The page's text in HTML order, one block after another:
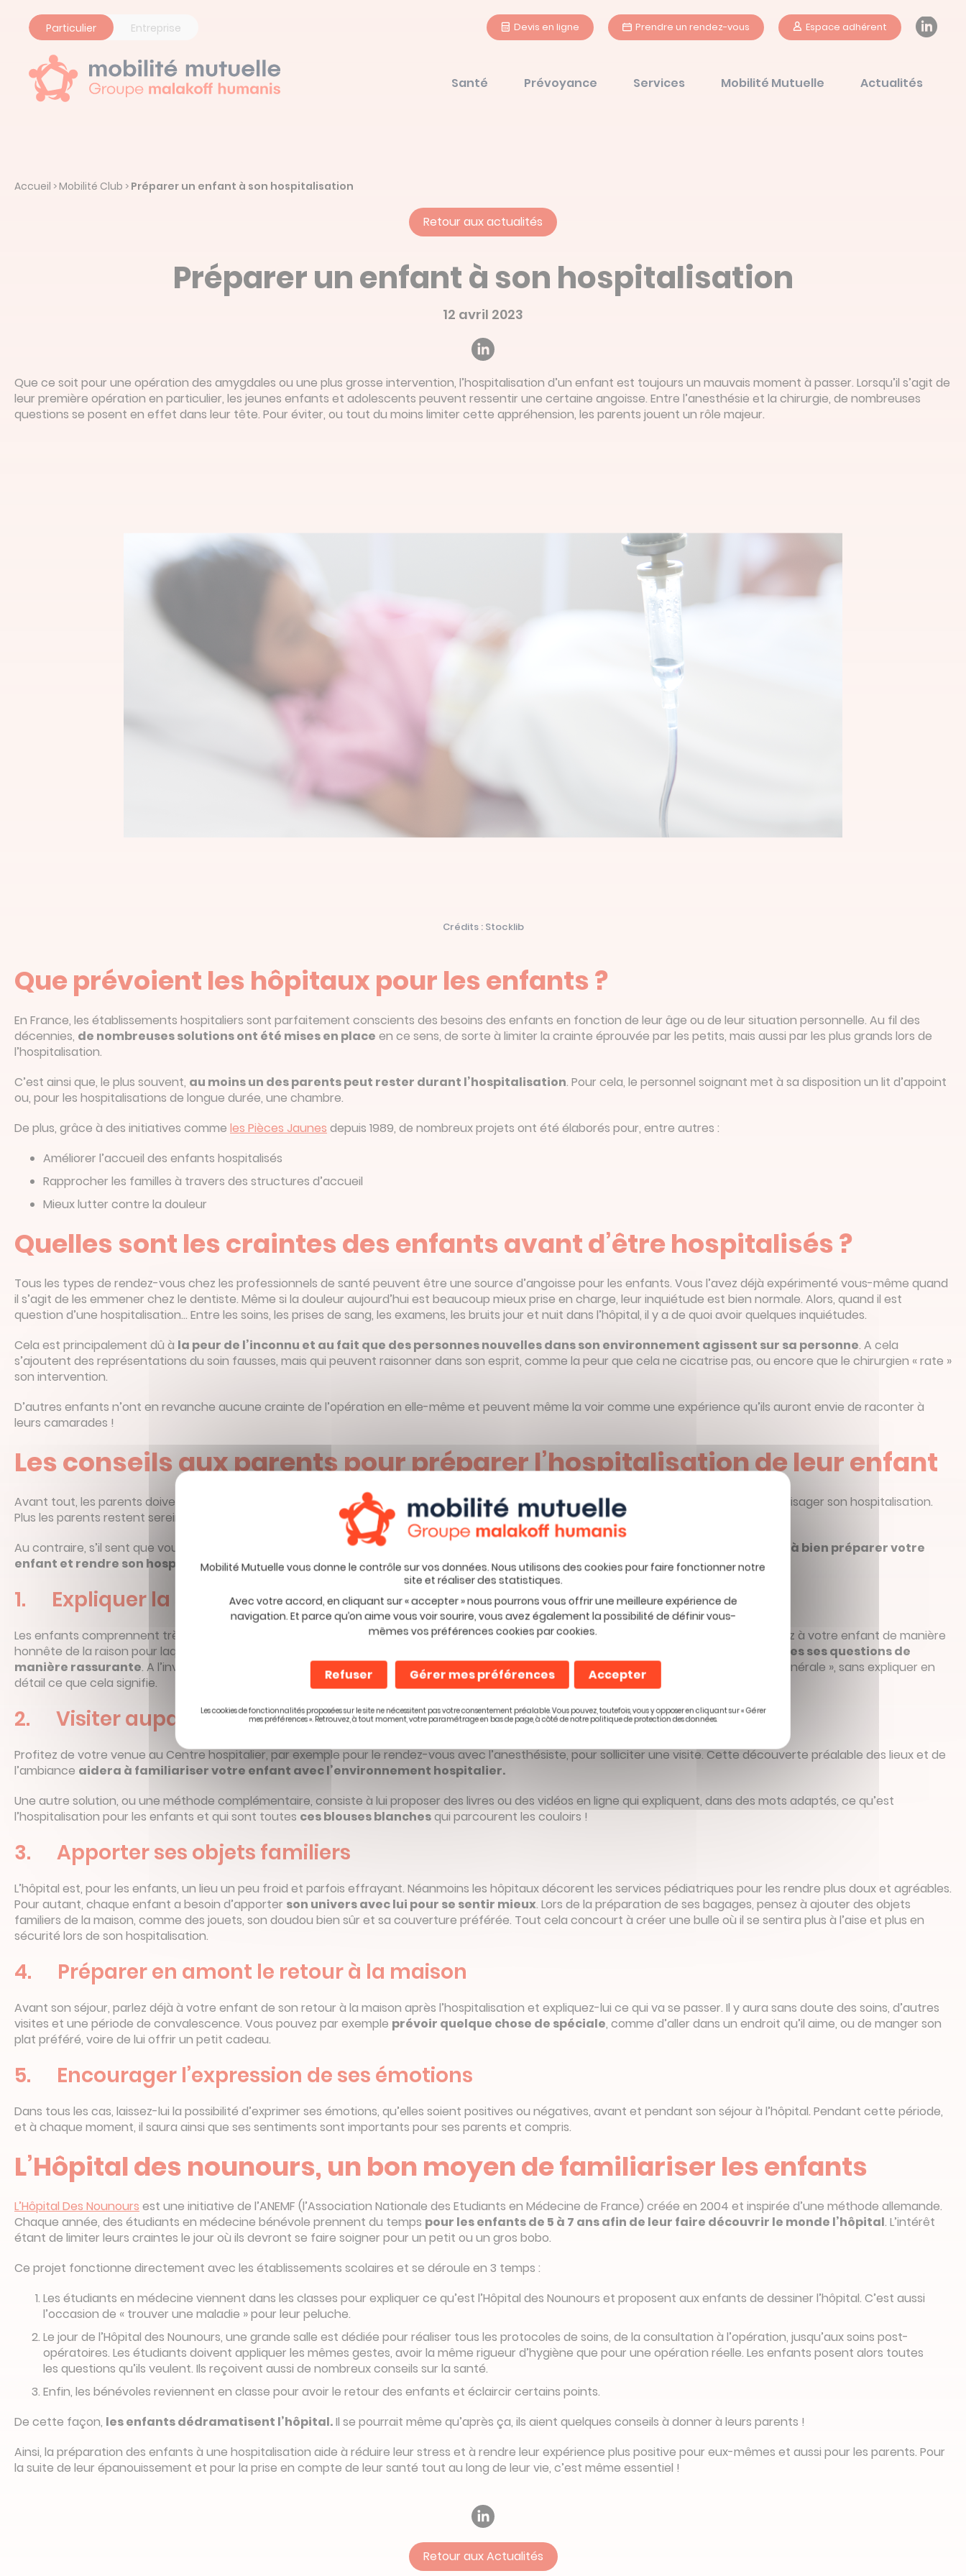
Particulier Entreprise Devis en ligne Prendre un rendez-vous Espace adhérent
Santé Prévoyance Services Mobilité Mutuelle Actualités
Accueil >Mobilité Club > Préparer un enfant à son hospitalisation
Retour aux actualités
Préparer un enfant à son hospitalisation
12 avril 2023
Que ce soit pour une opération des amygdales ou une plus grosse intervention, l’hospitalisation d’un enfant est toujours un mauvais moment à passer. Lorsqu’il s’agit de
leur première opération en particulier, les jeunes enfants et adolescents peuvent ressentir une certaine angoisse. Entre l’anesthésie et la chirurgie, de nombreuses
questions se posent en effet dans leur tête. Pour éviter, ou tout du moins limiter cette appréhension, les parents jouent un rôle majeur.
Crédits : Stocklib
Que prévoient les hôpitaux pour les enfants ?
En France, les établissements hospitaliers sont parfaitement conscients des besoins des enfants en fonction de leur âge ou de leur situation personnelle. Au fil des
décennies, de nombreuses solutions ont été mises en place en ce sens, de sorte à limiter la crainte éprouvée par les petits, mais aussi par les plus grands lors de
l’hospitalisation.
C’est ainsi que, le plus souvent, au moins un des parents peut rester durant l’hospitalisation. Pour cela, le personnel soignant met à sa disposition un lit d’appoint
ou, pour les hospitalisations de longue durée, une chambre.
De plus, grâce à des initiatives comme les Pièces Jaunes depuis 1989, de nombreux projets ont été élaborés pour, entre autres :
Améliorer l’accueil des enfants hospitalisés
Rapprocher les familles à travers des structures d’accueil
Mieux lutter contre la douleur
Quelles sont les craintes des enfants avant d’être hospitalisés ?
Tous les types de rendez-vous chez les professionnels de santé peuvent être une source d’angoisse pour les enfants. Vous l’avez déjà expérimenté vous-même quand
il s’agit de les emmener chez le dentiste. Même si la douleur aujourd’hui est beaucoup mieux prise en charge, leur inquiétude est bien normale. Alors, quand il est
question d’une hospitalisation… Entre les soins, les prises de sang, les examens, les bruits jour et nuit dans l’hôpital, il y a de quoi avoir quelques inquiétudes.
Cela est principalement dû à la peur de l’inconnu et au fait que des personnes nouvelles dans son environnement agissent sur sa personne. A cela
s’ajoutent des représentations du soin fausses, mais qui peuvent raisonner dans son esprit, comme la peur que cela ne cicatrise pas, ou encore que le chirurgien « rate »
son intervention.
D’autres enfants n’ont en revanche aucune crainte de l’opération en elle-même et peuvent même la voir comme une expérience qu’ils auront envie de raconter à
leurs camarades !
Les conseils aux parents pour préparer l’hospitalisation de leur enfant
Avant tout, les parents doivent garder leur rôle de référent santé
. En ce sens que votre enfant s’appuie sur ce que vous dites pour envisager son hospitalisation.
Plus les parents restent sereins, plus l’enfant le sera également.
Au contraire, s’il sent que vous êtes inquiet, il développera une crainte lui aussi sur son séjour à l’hôpital.
Alors comment agir de manière à bien préparer votre
enfant et rendre son hospitalisation aussi sereine que possible ?
1. Expliquer la situation de manière appropriée
Les enfants comprennent très bien à condition de leur parler avec des mots adaptés et de répondre à tous les « pourquoi ». Pour cela, parlez à votre enfant de manière
honnête de la raison pour laquelle il doit être hospitalisé. Expliquez-lui ce qui va se passer pendant son séjour à l’hôpital et
répondez à toutes ses questions de
manière rassurante. A l’inverse, faites attention à ne pas utiliser de termes qui pourraient l’effrayer, comme « piqûre » ou « anesthésie générale », sans expliquer en
détail ce que cela signifie.
2. Visiter auparavant l’hôpital
Profitez de votre venue au Centre hospitalier, par exemple pour le rendez-vous avec l’anesthésiste, pour solliciter une visite. Cette découverte préalable des lieux et de
l’ambiance aidera à familiariser votre enfant avec l’environnement hospitalier.
Une autre solution, ou une méthode complémentaire, consiste à lui proposer des livres ou des vidéos en ligne qui expliquent, dans des mots adaptés, ce qu’est
l’hospitalisation pour les enfants et qui sont toutes ces blouses blanchesqui parcourent les couloirs !
3. Apporter ses objets familiers
L’hôpital est, pour les enfants, un lieu un peu froid et parfois effrayant. Néanmoins les hôpitaux décorent les services pédiatriques pour les rendre plus doux et agréables.
Pour autant, chaque enfant a besoin d’apporter son univers avec lui pour se sentir mieux. Lors de la préparation de ses bagages, pensez à ajouter des objets
familiers de la maison, comme des jouets, son doudou bien sûr et sa couverture préférée. Tout cela concourt à créer une bulle où il se sentira plus à l’aise et plus en
sécurité lors de son hospitalisation.
4. Préparer en amont le retour à la maison
Avant son séjour, parlez déjà à votre enfant de son retour à la maison après l’hospitalisation et expliquez-lui ce qui va se passer. Il y aura sans doute des soins, d’autres
visites et une période de convalescence. Vous pouvez par exemple prévoir quelque chose de spéciale, comme d’aller dans un endroit qu’il aime, ou de manger son
plat préféré, voire de lui offrir un petit cadeau.
5. Encourager l’expression de ses émotions
Dans tous les cas, laissez-lui la possibilité d’exprimer ses émotions, qu’elles soient positives ou négatives, avant et pendant son séjour à l’hôpital. Pendant cette période,
et à chaque moment, il saura ainsi que ses sentiments sont importants pour ses parents et compris.
L’Hôpital des nounours, un bon moyen de familiariser les enfants
L’Hôpital Des Nounours est une initiative de l’ANEMF (l’Association Nationale des Etudiants en Médecine de France) créée en 2004 et inspirée d’une méthode allemande.
Chaque année, des étudiants en médecine bénévole prennent du temps pour les enfants de 5 à 7 ans afin de leur faire découvrir le monde l’hôpital. L’intérêt
étant de limiter leurs craintes le jour où ils devront se faire soigner pour un petit ou un gros bobo.
Ce projet fonctionne directement avec les établissements scolaires et se déroule en 3 temps :
Les étudiants en médecine viennent dans les classes pour expliquer ce qu’est l’Hôpital des Nounours et proposent aux enfants de dessiner l’hôpital. C’est aussi
l’occasion de « trouver une maladie » pour leur peluche.
Le jour de l’Hôpital des Nounours, une grande salle est dédiée pour réaliser tous les protocoles de soins, de la consultation à l’opération, jusqu’aux soins post-
opératoires. Les étudiants doivent appliquer les mêmes gestes, avoir la même rigueur d’hygiène que pour une opération réelle. Les enfants posent alors toutes
les questions qu’ils veulent. Ils reçoivent aussi de nombreux conseils sur la santé.
Enfin, les bénévoles reviennent en classe pour avoir le retour des enfants et éclaircir certains points.
De cette façon, les enfants dédramatisent l’hôpital.Il se pourrait même qu’après ça, ils aient quelques conseils à donner à leurs parents !
Ainsi, la préparation des enfants à une hospitalisation aide à réduire leur stress et à rendre leur expérience plus positive pour eux-mêmes et aussi pour les parents. Pour
la suite de leur épanouissement et pour la prise en compte de leur santé tout au long de leur vie, c’est même essentiel !
Retour aux Actualités
Avec votre accord, en cliquant sur « accepter » nous pourrons vous offrir une meilleure expérience de
navigation. Et parce qu’on aime vous voir sourire, vous avez également la possibilité de définir vous-
mêmes vos préférences cookies par cookies.
Refuser Gérer mes préférences Accepter
Les cookies de fonctionnalités proposées sur le site ne nécessitent pas votre consentement préalable. Vous pouvez, toutefois, vous y opposer en cliquant sur « Gérer
mes préférences ». Retrouvez, à tout moment, votre paramétrage en bas de page, à côté de notre politique de protection des données.